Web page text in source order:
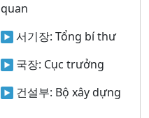
quan
서기장: Tổng bí thư
국장: Cục trưởng
건설부: Bộ xây dựng